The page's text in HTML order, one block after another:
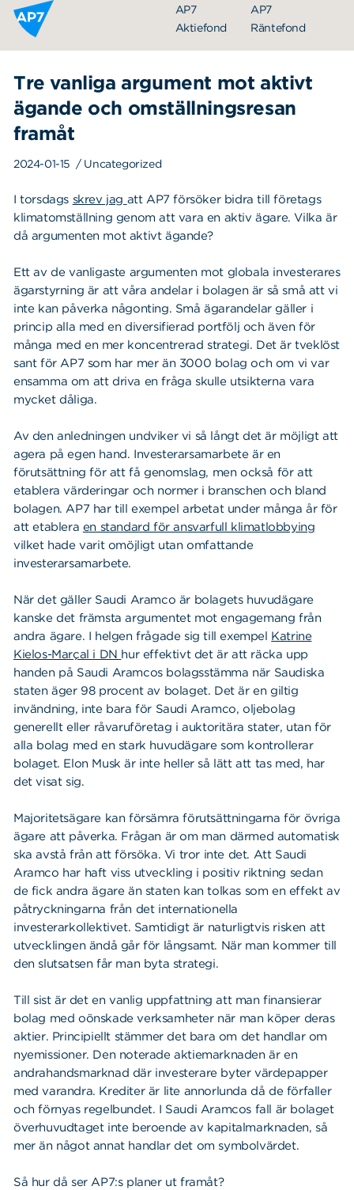
Hoppa till innehållet
AP7
Aktiefond
AP7
Räntefond
Tre vanliga argument mot aktivt
ägande och omställningsresan
framåt
2024-01-15 / Uncategorized
I torsdags skrev jag att AP7 försöker bidra till företags
klimatomställning genom att vara en aktiv ägare. Vilka är
då argumenten mot aktivt ägande?
Ett av de vanligaste argumenten mot globala investerares
ägarstyrning är att våra andelar i bolagen är så små att vi
inte kan påverka någonting. Små ägarandelar gäller i
princip alla med en diversifierad portfölj och även för
många med en mer koncentrerad strategi. Det är tveklöst
sant för AP7 som har mer än 3000 bolag och om vi var
ensamma om att driva en fråga skulle utsikterna vara
mycket dåliga.
Av den anledningen undviker vi så långt det är möjligt att
agera på egen hand. Investerarsamarbete är en
förutsättning för att få genomslag, men också för att
etablera värderingar och normer i branschen och bland
bolagen. AP7 har till exempel arbetat under många år för
att etablera en standard för ansvarfull klimatlobbying
vilket hade varit omöjligt utan omfattande
investerarsamarbete.
När det gäller Saudi Aramco är bolagets huvudägare
kanske det främsta argumentet mot engagemang från
andra ägare. I helgen frågade sig till exempel Katrine
Kielos-Marçal i DN hur effektivt det är att räcka upp
handen på Saudi Aramcos bolagsstämma när Saudiska
staten äger 98 procent av bolaget. Det är en giltig
invändning, inte bara för Saudi Aramco, oljebolag
generellt eller råvaruföretag i auktoritära stater, utan för
alla bolag med en stark huvudägare som kontrollerar
bolaget. Elon Musk är inte heller så lätt att tas med, har
det visat sig.
Majoritetsägare kan försämra förutsättningarna för övriga
ägare att påverka. Frågan är om man därmed automatisk
ska avstå från att försöka. Vi tror inte det. Att Saudi
Aramco har haft viss utveckling i positiv riktning sedan
de fick andra ägare än staten kan tolkas som en effekt av
påtryckningarna från det internationella
investerarkollektivet. Samtidigt är naturligtvis risken att
utvecklingen ändå går för långsamt. När man kommer till
den slutsatsen får man byta strategi.
Till sist är det en vanlig uppfattning att man finansierar
bolag med oönskade verksamheter när man köper deras
aktier. Principiellt stämmer det bara om det handlar om
nyemissioner. Den noterade aktiemarknaden är en
andrahandsmarknad där investerare byter värdepapper
med varandra. Krediter är lite annorlunda då de förfaller
och förnyas regelbundet. I Saudi Aramcos fall är bolaget
överhuvudtaget inte beroende av kapitalmarknaden, så
mer än något annat handlar det om symbolvärdet.
Så hur då ser AP7:s planer ut framåt?